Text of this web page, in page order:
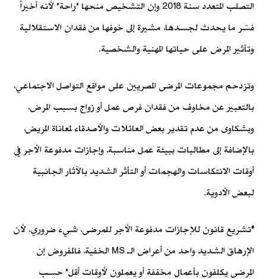
التصلب المتعدد سنة 2018 وإن التشخيص منحها "راحة" لأنه أخيراً
فسّر ما يحدث لجسدها، مشيرة إلى خوفها من فقدان الاستقلالية
وتأثير المرض على حياتها المهنية والشخصية.
وتزدحم مجموعات المرضى المصريين على مواقع التواصل الاجتماعي،
بالتعبير عن مخاوف من فقدان فرص عمل أو زواج بسبب المرض،
وبشكاوى من عدم تقدير بعض العائلات والأصدقاء لمعاناة المريض،
بالإضافة إلى مطالبات ببيئة عمل مناسبة، وإجازات مدفوعة الأجر في
أوقات الانتكاسات والهجمات أو التأثر الشديد بالآثار الجانبية
لبعض الأدوية.
"تشريع قانون للإجازات مدفوعة الأجر للمرضى، شيء ضروري، لأن
الإرهاق الشديد واحد من أعراض الـ MS الخفية، فالمفروض إن
المرضى يكلفون بأعمال مخففة أو يعملون لأوقات أقل" حسب